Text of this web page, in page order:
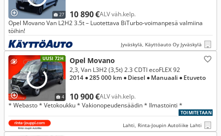
27 10 890 €ALV väh.kelp.
Opel Movano Van L2H2 3.5t – Luotettava BiTurbo-voimanpesä valmiina
töihin!
Jyväskylä, Käyttöauto Oy Jyväskylä
UUSI 72H
4
Opel Movano
10 900 €ALV väh.kelp.
2,3, Van L3H2 (3,5t) 2.3 CDTI ecoFLEX 92
2014 ● 285 000 km ● Diesel ● Manuaali ● Etuveto
* Webasto * Vetokoukku * Vakionopeudensäädin * Ilmastointi *
TOIMITETAAN
Lahti, Rinta-Joupin Autoliike Lahti